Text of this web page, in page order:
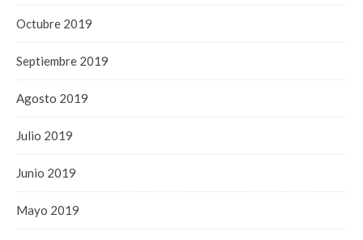
Octubre 2019
Septiembre 2019
Agosto 2019
Julio 2019
Junio 2019
Mayo 2019